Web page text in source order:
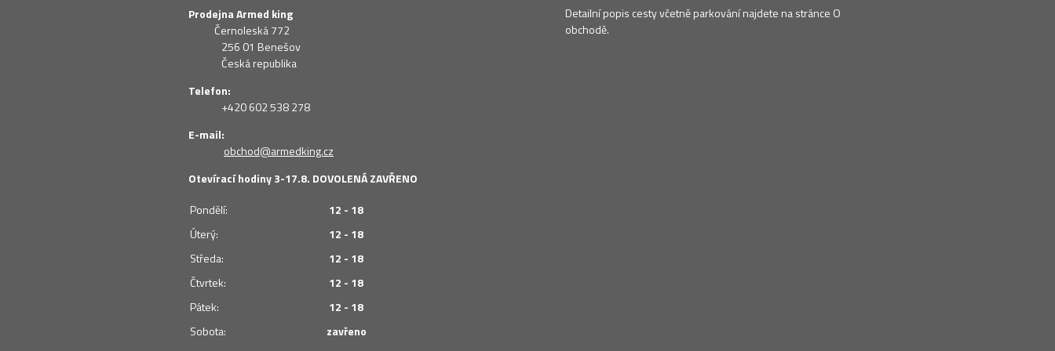
Prodejna Armed king
Černoleská 772
256 01 Benešov
Česká republika
Telefon:
+420 602 538 278
E-mail:
obchod@armedking.cz
Otevírací hodiny 3-17.8. DOVOLENÁ ZAVŘENO
Pondělí:
12 - 18
Úterý:
12 - 18
Středa:
12 - 18
Čtvrtek:
12 - 18
Pátek:
12 - 18
Sobota:
zavřeno
Detailní popis cesty včetně parkování najdete na stránce O
obchodě.